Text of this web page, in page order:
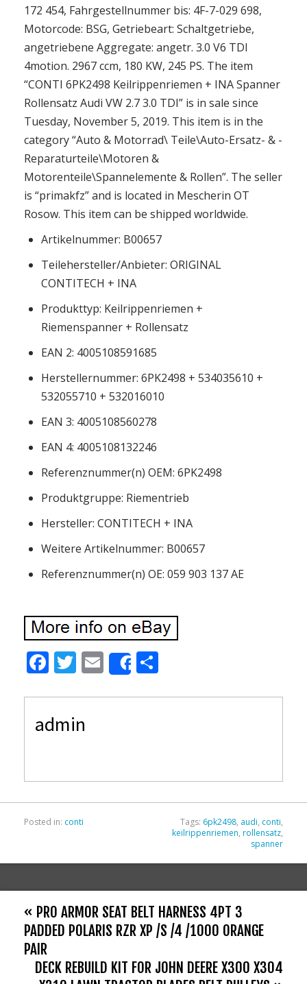
172 454, Fahrgestellnummer bis: 4F-7-029 698,
Motorcode: BSG, Getriebeart: Schaltgetriebe,
angetriebene Aggregate: angetr. 3.0 V6 TDI
4motion. 2967 ccm, 180 KW, 245 PS. The item
“CONTI 6PK2498 Keilrippenriemen + INA Spanner
Rollensatz Audi VW 2.7 3.0 TDI” is in sale since
Tuesday, November 5, 2019. This item is in the
category “Auto & Motorrad\ Teile\Auto-Ersatz- & -
Reparaturteile\Motoren &
Motorenteile\Spannelemente & Rollen”. The seller
is “primakfz” and is located in Mescherin OT
Rosow. This item can be shipped worldwide.
Artikelnummer: B00657
Teilehersteller/Anbieter: ORIGINAL
CONTITECH + INA
Produkttyp: Keilrippenriemen +
Riemenspanner + Rollensatz
EAN 2: 4005108591685
Herstellernummer: 6PK2498 + 534035610 +
532055710 + 532016010
EAN 3: 4005108560278
EAN 4: 4005108132246
Referenznummer(n) OEM: 6PK2498
Produktgruppe: Riementrieb
Hersteller: CONTITECH + INA
Weitere Artikelnummer: B00657
Referenznummer(n) OE: 059 903 137 AE
F
e
b
T
itt
er
E
m
ai
Share
ar
admin
Posted in: conti Tags: 6pk2498, audi, conti,
keilrippenriemen, rollensatz,
spanner
« PRO ARMOR SEAT BELT HARNESS 4PT 3
PADDED POLARIS RZR XP /S /4 /1000 ORANGE
PAIR
DECK REBUILD KIT FOR JOHN DEERE X300 X304